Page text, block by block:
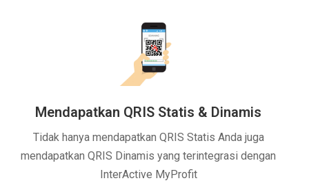
Mendapatkan QRIS Statis & Dinamis
Tidak hanya mendapatkan QRIS Statis Anda juga
mendapatkan QRIS Dinamis yang terintegrasi dengan
InterActive MyProfit